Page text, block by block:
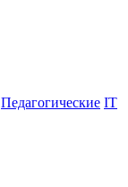
Педагогические IT